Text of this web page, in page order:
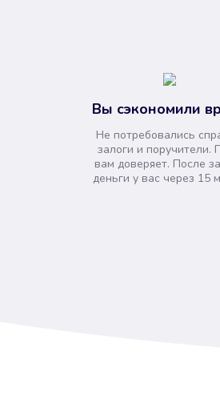
Вы сэкономили
Не потребовались
залоги и поручители.
вам доверяет. После
деньги у вас через 15